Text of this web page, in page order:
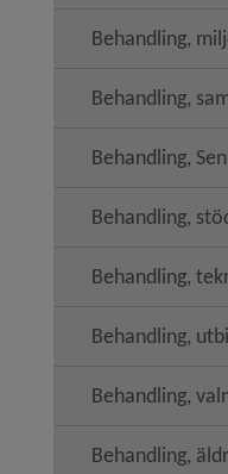
Behandling,
Behandling,
Behandling,
Behandling,
Behandling,
Behandling,
Behandling,
Behandling,